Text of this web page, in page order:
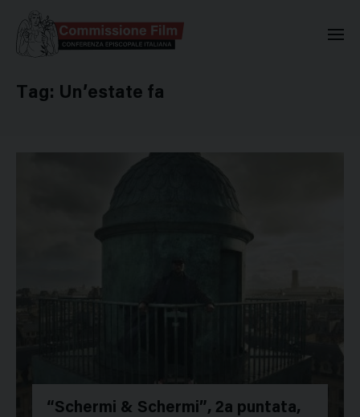
Tag: Un’estate fa
“Schermi & Schermi”, 2a puntata,